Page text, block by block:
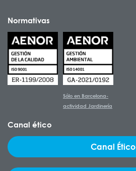
Normativas
Sólo en Barcelona-
actividad Jardinería
Canal ético
Canal Ético